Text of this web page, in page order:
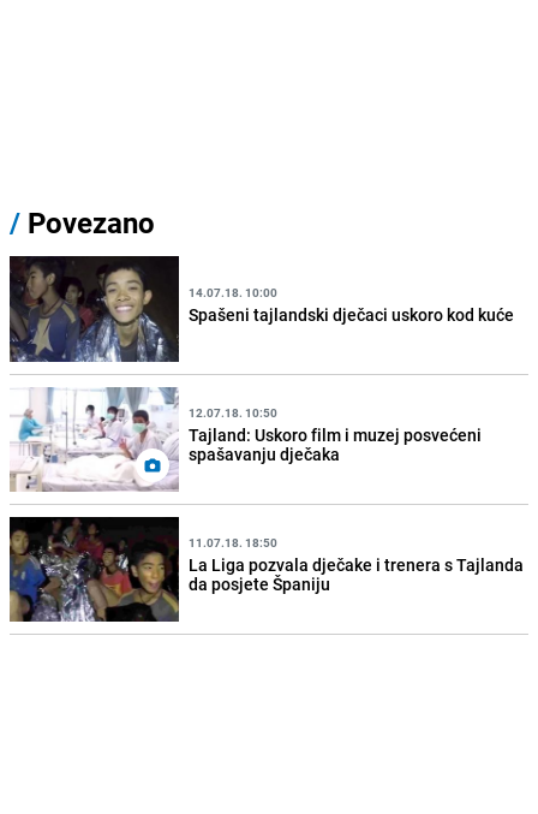
/ Povezano
14.07.18. 10:00
Spašeni tajlandski dječaci uskoro kod kuće
12.07.18. 10:50
Tajland: Uskoro film i muzej posvećeni
spašavanju dječaka
11.07.18. 18:50
La Liga pozvala dječake i trenera s Tajlanda
da posjete Španiju